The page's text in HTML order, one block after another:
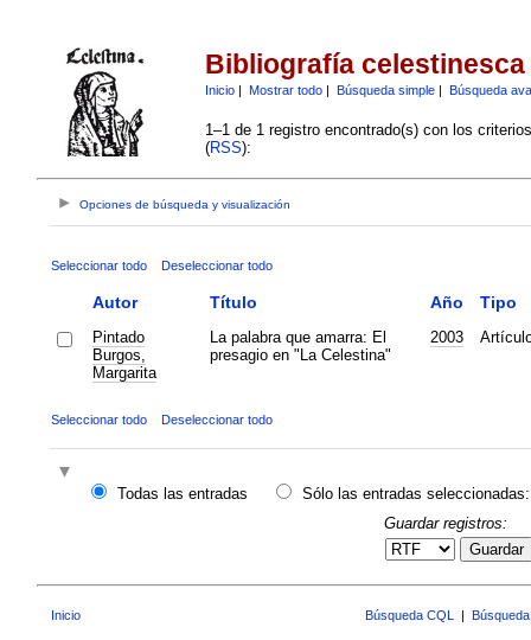
Bibliografía celestinesca
Inicio| Mostrar todo| Búsqueda simple| Búsqueda
1–1 de 1 registro encontrado(s) con los
(RSS):
Opciones de búsqueda y visualización
Seleccionar todo Deseleccionar todo
Autor Título Año Tipo
Pintado
Burgos,
Margarita
La palabra que amarra: El
presagio en "La Celestina"
2003
Seleccionar todo Deseleccionar todo
Todas las entradas
Sólo las entradas seleccionadas:
Guardar registros:
Guardar
Inicio Búsqueda CQL